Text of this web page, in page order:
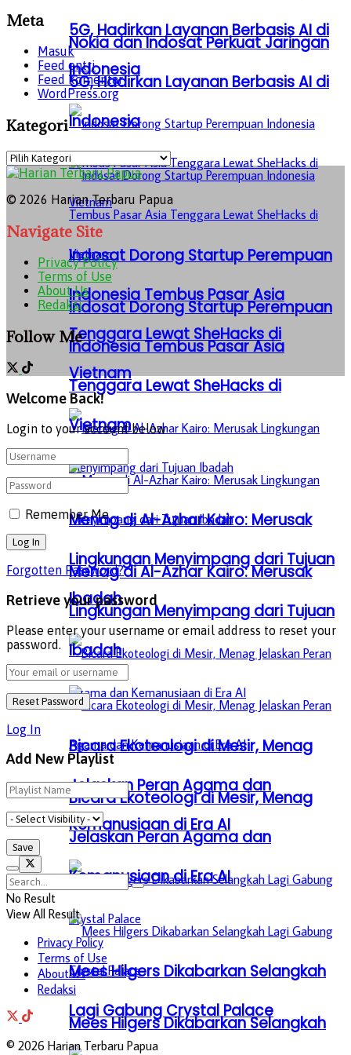
5G, Hadirkan Layanan Berbasis AI di
Indonesia
Indosat Dorong Startup Perempuan
Indonesia Tembus Pasar Asia
Tenggara Lewat SheHacks di
Vietnam
Menag di Al-Azhar Kairo: Merusak
Lingkungan Menyimpang dari Tujuan
Ibadah
Bicara Ekoteologi di Mesir, Menag
Jelaskan Peran Agama dan
Kemanusiaan di Era AI
Mees Hilgers Dikabarkan Selangkah
Lagi Gabung Crystal Palace
Nokia dan Indosat Perkuat Jaringan
5G, Hadirkan Layanan Berbasis AI di
Indonesia
Indosat Dorong Startup Perempuan
Indonesia Tembus Pasar Asia
Tenggara Lewat SheHacks di
Vietnam
Menag di Al-Azhar Kairo: Merusak
Lingkungan Menyimpang dari Tujuan
Ibadah
Bicara Ekoteologi di Mesir, Menag
Jelaskan Peran Agama dan
Kemanusiaan di Era AI
Mees Hilgers Dikabarkan Selangkah
Meta
Masuk
Feed entri
Feed komentar
WordPress.org
Kategori
Kategori
© 2026 Harian Terbaru Papua
Navigate Site
Privacy Policy
Terms of Use
About Us
Redaksi
Follow Me
Welcome Back!
Login to your account below
Remember Me
Forgotten Password?
Retrieve your password
Please enter your username or email address to reset your
password.
Log In
Add New Playlist
No Result
View All Result
Privacy Policy
Terms of Use
About Us
Redaksi
© 2026 Harian Terbaru Papua